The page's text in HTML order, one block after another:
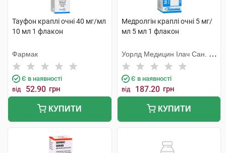
Тауфон краплі очні 40 мг/мл
10 мл 1 флакон
Фармак
Є в наявності
від 52.90 грн
КУПИТИ
Медролгін краплі очні 5 мг/
мл 5 мл 1 флакон
Уорлд Медицин Ілач Сан. Ве
Тідж
Є в наявності
від 187.20 грн
КУПИТИ